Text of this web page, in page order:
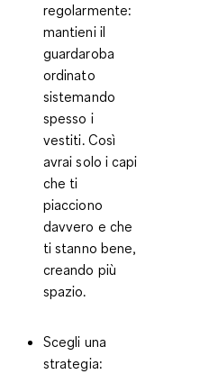
regolarmente:
mantieni il
guardaroba
ordinato
sistemando
spesso i
vestiti. Così
avrai solo i capi
che ti
piacciono
davvero e che
ti stanno bene,
creando più
spazio.
Scegli una
strategia: